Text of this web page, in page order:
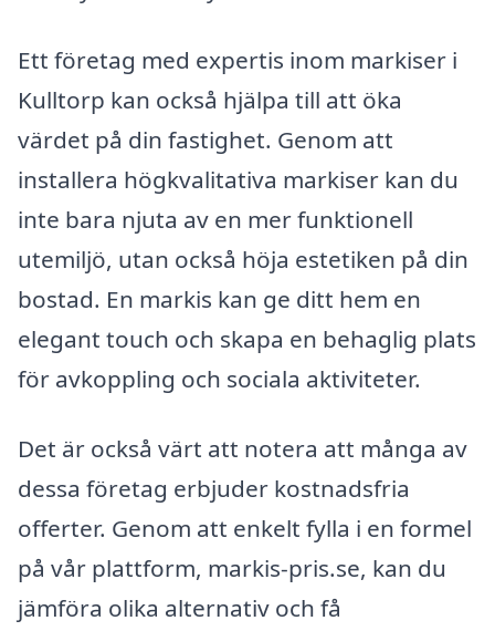
Ett företag med expertis inom markiser i
Kulltorp kan också hjälpa till att öka
värdet på din fastighet. Genom att
installera högkvalitativa markiser kan du
inte bara njuta av en mer funktionell
utemiljö, utan också höja estetiken på din
bostad. En markis kan ge ditt hem en
elegant touch och skapa en behaglig plats
för avkoppling och sociala aktiviteter.
Det är också värt att notera att många av
dessa företag erbjuder kostnadsfria
offerter. Genom att enkelt fylla i en formel
på vår plattform, markis-pris.se, kan du
jämföra olika alternativ och få